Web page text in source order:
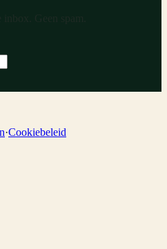
·Cookiebeleid